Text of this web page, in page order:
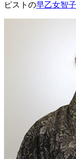
ピストの早乙女智子